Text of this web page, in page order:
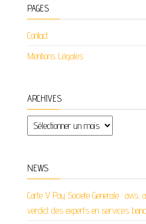
PAGES
Contact
Mentions Légales
ARCHIVES
Archives
NEWS
Carte V Pay Societe Generale : avis,
verdict des experts en services